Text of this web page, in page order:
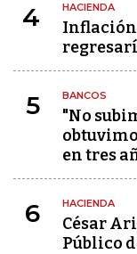
4 HACIENDA
Inflación
5 BANCOS
"No
en tres
6 HACIENDA
César
Público